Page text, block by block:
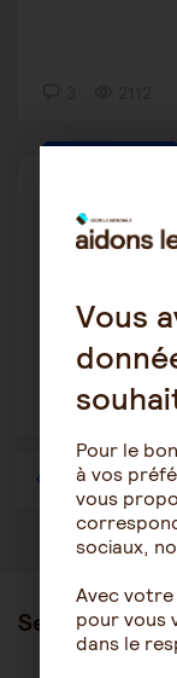
12
1592
1 …
Ses articles
Vous
Pour le
à vos
vous
sociaux,
Avec
pour vous
dans le